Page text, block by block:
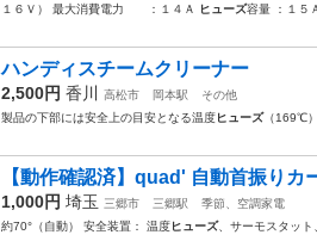
１６Ｖ） 最大消費電力 ：１４Ａ
ヒューズ容量 ：１５
ハンディスチームクリーナー
2,500円 香川 高松市 岡本駅
その他
製品の下部には安全上の目安となる温度ヒューズ（169℃
【動作確認済】quad' 自動首振りカ
1,000円 埼玉 三郷市 三郷駅
季節、空調家電
約70°（自動） 安全装置： 温度ヒューズ、サーモスタット